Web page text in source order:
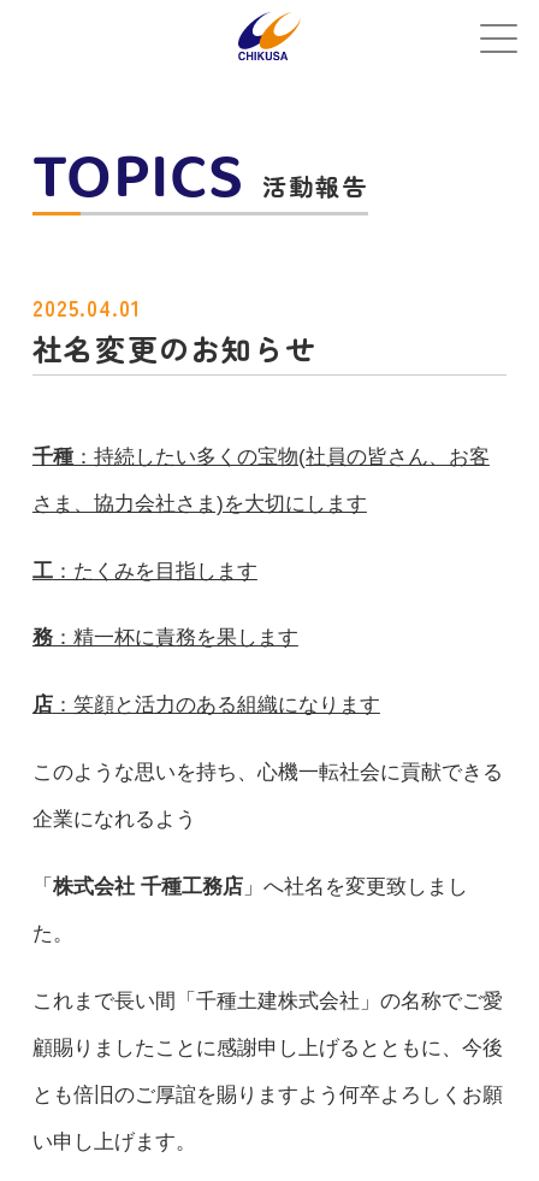
TOPICS 活動報告
2025.04.01
社名変更のお知らせ
千種：持続したい多くの宝物(社員の皆さん、お客
さま、協力会社さま)を大切にします
工：たくみを目指します
務：精一杯に責務を果します
店：笑顔と活力のある組織になります
このような思いを持ち、心機一転社会に貢献できる
企業になれるよう
「 株式会社 千種工務店」へ社名を変更致しまし
た。
これまで長い間「千種土建株式会社」の名称でご愛
顧賜りましたことに感謝申し上げるとともに、今後
とも倍旧のご厚誼を賜りますよう何卒よろしくお願
い申し上げます。